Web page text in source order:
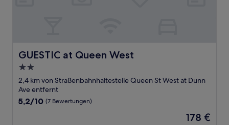
GUESTIC at Queen West
GUESTIC at Queen West
2.0-
Sterne-
Unterkunft
2,4 km von Straßenbahnhaltestelle Queen St West at Dunn
Ave entfernt
5.2
5,2/10 (7 Bewertungen)
Der
178 €